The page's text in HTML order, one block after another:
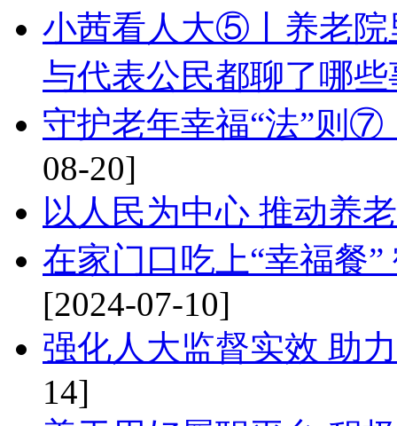
小茜看人大⑤丨养老院
与代表公民都聊了哪些
守护老年幸福“法”则⑦
08-20]
以人民为中心 推动养
在家门口吃上“幸福餐
[2024-07-10]
强化人大监督实效 助
14]